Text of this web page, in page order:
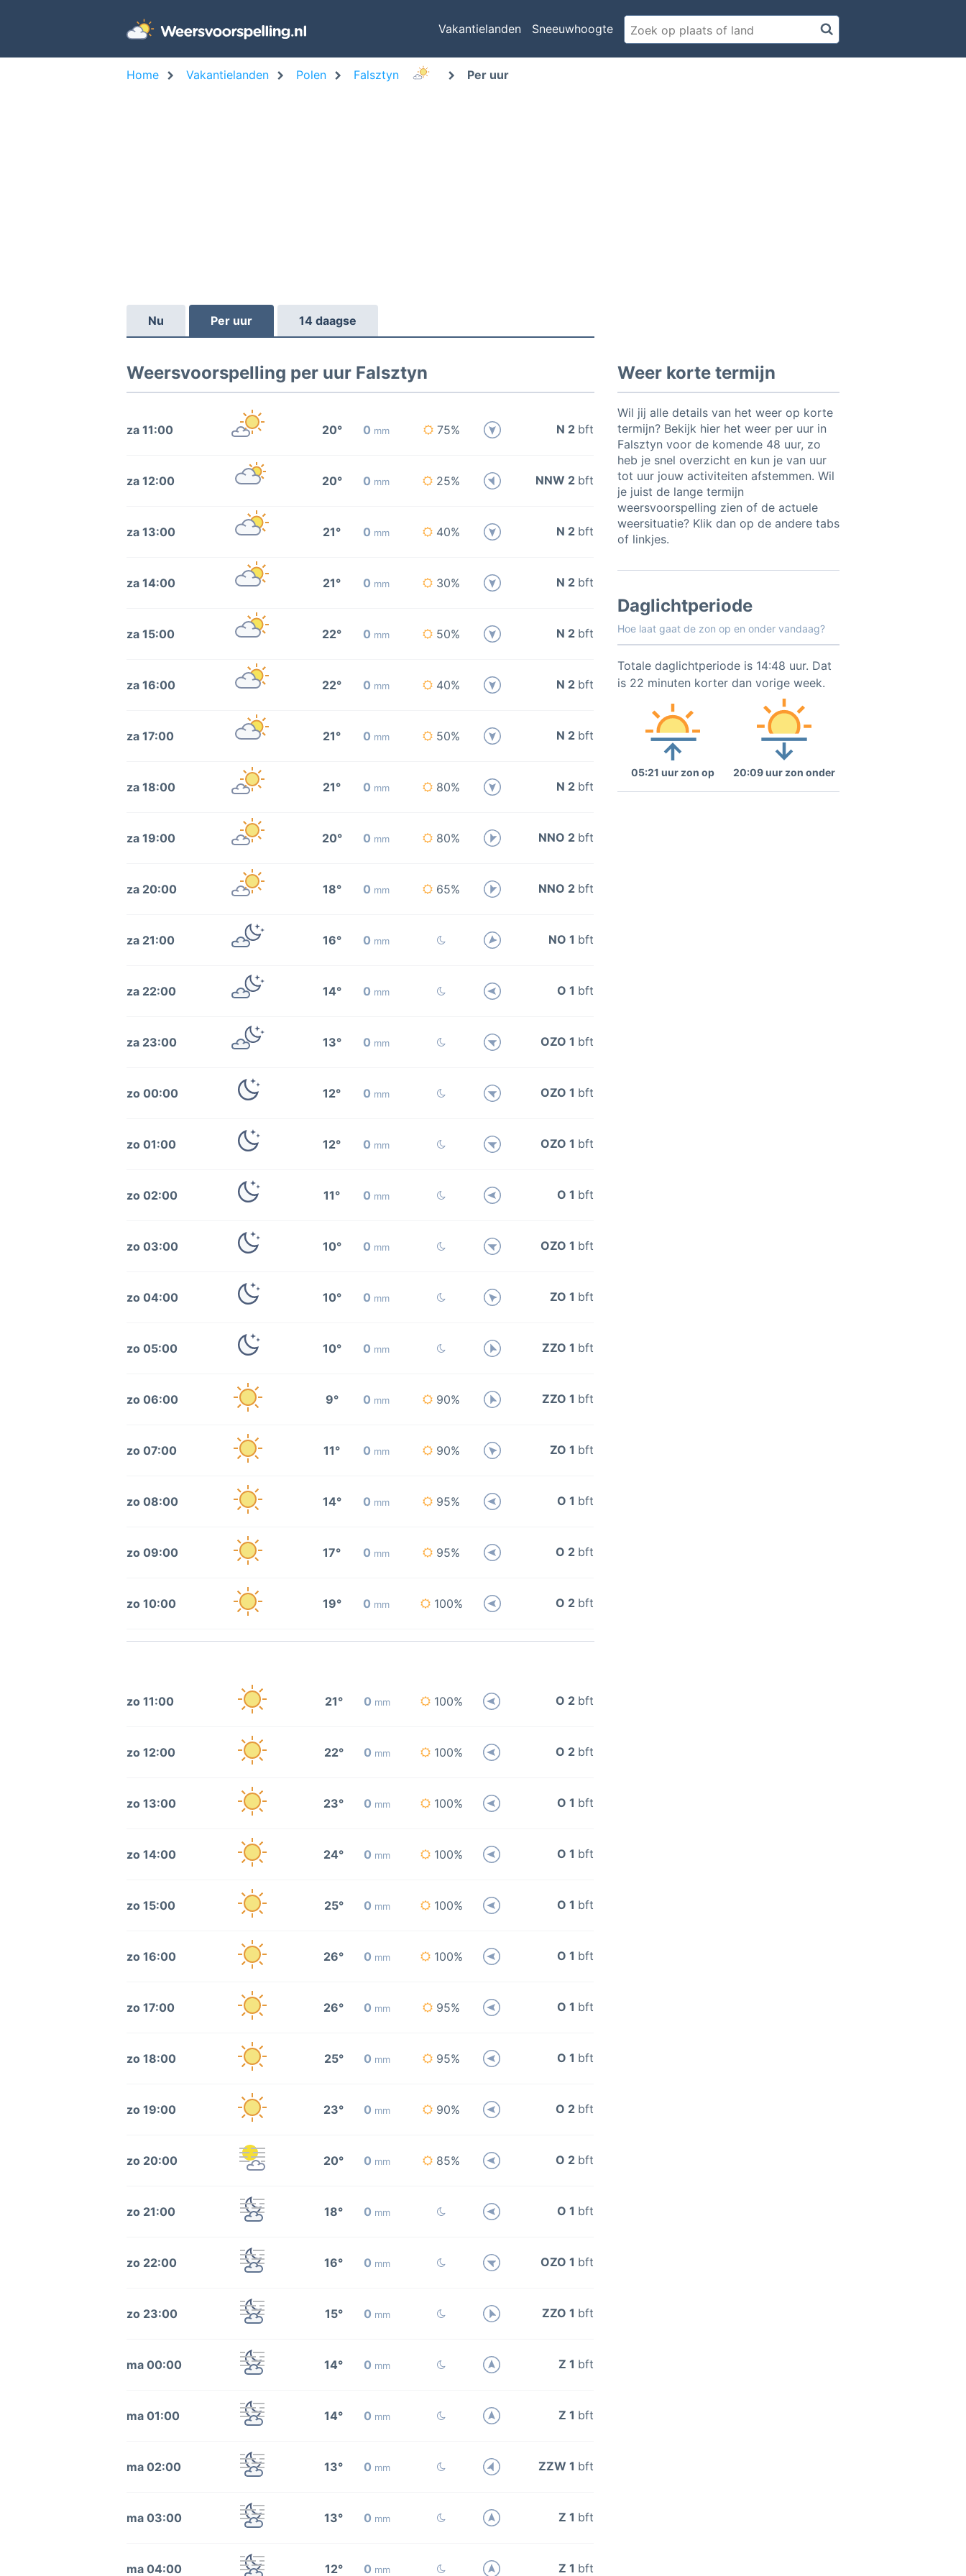
Vakantielanden Sneeuwhoogte
Home Vakantielanden Polen Falsztyn Per uur
Nu Per uur 14 daagse
Weersvoorspelling per uur Falsztyn
za 11:00 20° 0 mm 75% N 2 bft
za 12:00 20° 0 mm 25% NNW 2 bft
za 13:00 21° 0 mm 40% N 2 bft
za 14:00 21° 0 mm 30% N 2 bft
za 15:00 22° 0 mm 50% N 2 bft
za 16:00 22° 0 mm 40% N 2 bft
za 17:00 21° 0 mm 50% N 2 bft
za 18:00 21° 0 mm 80% N 2 bft
za 19:00 20° 0 mm 80% NNO 2 bft
za 20:00 18° 0 mm 65% NNO 2 bft
za 21:00 16° 0 mm NO 1 bft
za 22:00 14° 0 mm O 1 bft
za 23:00 13° 0 mm OZO 1 bft
zo 00:00 12° 0 mm OZO 1 bft
zo 01:00 12° 0 mm OZO 1 bft
zo 02:00 11° 0 mm O 1 bft
zo 03:00 10° 0 mm OZO 1 bft
zo 04:00 10° 0 mm ZO 1 bft
zo 05:00 10° 0 mm ZZO 1 bft
zo 06:00 9° 0 mm 90% ZZO 1 bft
zo 07:00 11° 0 mm 90% ZO 1 bft
zo 08:00 14° 0 mm 95% O 1 bft
zo 09:00 17° 0 mm 95% O 2 bft
zo 10:00 19° 0 mm 100% O 2 bft
zo 11:00 21° 0 mm 100% O 2 bft
zo 12:00 22° 0 mm 100% O 2 bft
zo 13:00 23° 0 mm 100% O 1 bft
zo 14:00 24° 0 mm 100% O 1 bft
zo 15:00 25° 0 mm 100% O 1 bft
zo 16:00 26° 0 mm 100% O 1 bft
zo 17:00 26° 0 mm 95% O 1 bft
zo 18:00 25° 0 mm 95% O 1 bft
zo 19:00 23° 0 mm 90% O 2 bft
zo 20:00 20° 0 mm 85% O 2 bft
zo 21:00 18° 0 mm O 1 bft
zo 22:00 16° 0 mm OZO 1 bft
zo 23:00 15° 0 mm ZZO 1 bft
ma 00:00 14° 0 mm Z 1 bft
ma 01:00 14° 0 mm Z 1 bft
ma 02:00 13° 0 mm ZZW 1 bft
ma 03:00 13° 0 mm Z 1 bft
ma 04:00 12° 0 mm Z 1 bft
Weer korte termijn
Wil jij alle details van het weer op korte
termijn? Bekijk hier het weer per uur in
Falsztyn voor de komende 48 uur, zo
heb je snel overzicht en kun je van uur
tot uur jouw activiteiten afstemmen. Wil
je juist de lange termijn
weersvoorspelling zien of de actuele
weersituatie? Klik dan op de andere tabs
of linkjes.
Daglichtperiode
Hoe laat gaat de zon op en onder vandaag?
Totale daglichtperiode is 14:48 uur. Dat
is 22 minuten korter dan vorige week.
05:21 uur zon op 20:09 uur zon onder